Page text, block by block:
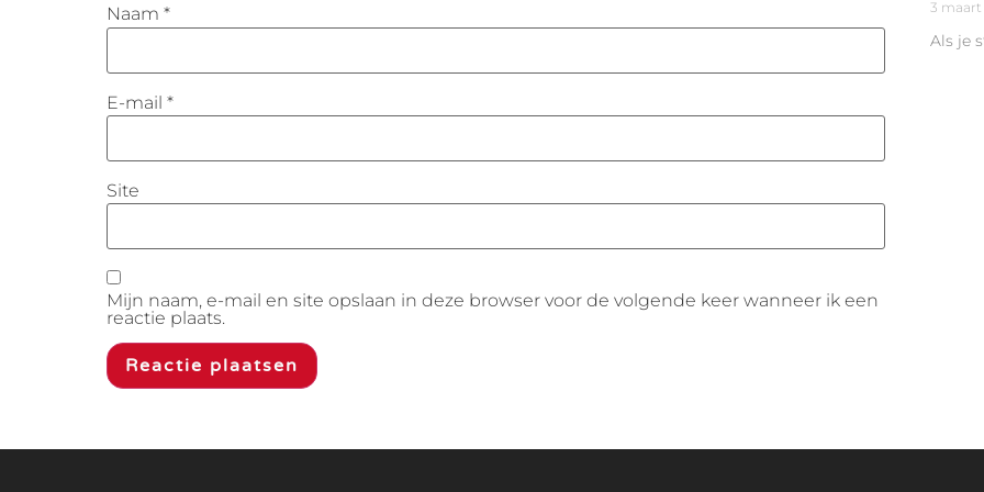
Naam *
E-mail *
Site
Mijn naam, e-mail en site opslaan in deze browser voor de volgende keer wanneer ik een
reactie plaats.
3 maart
Als je